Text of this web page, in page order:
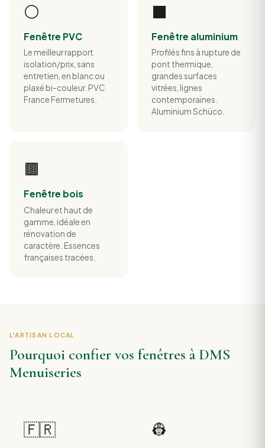
⚪
Fenêtre PVC
Le meilleur rapport
isolation/prix, sans
entretien, en blanc ou
plaxé bi-couleur. PVC
France Fermetures.
⬛
Fenêtre aluminium
Profilés fins à rupture de
pont thermique,
grandes surfaces
vitrées, lignes
contemporaines.
Aluminium Schüco.
🟫
Fenêtre bois
Chaleur et haut de
gamme, idéale en
rénovation de
caractère. Essences
françaises tracées.
L'ARTISAN LOCAL
Pourquoi confier vos fenêtres à DMS
Menuiseries
🇫🇷 👷